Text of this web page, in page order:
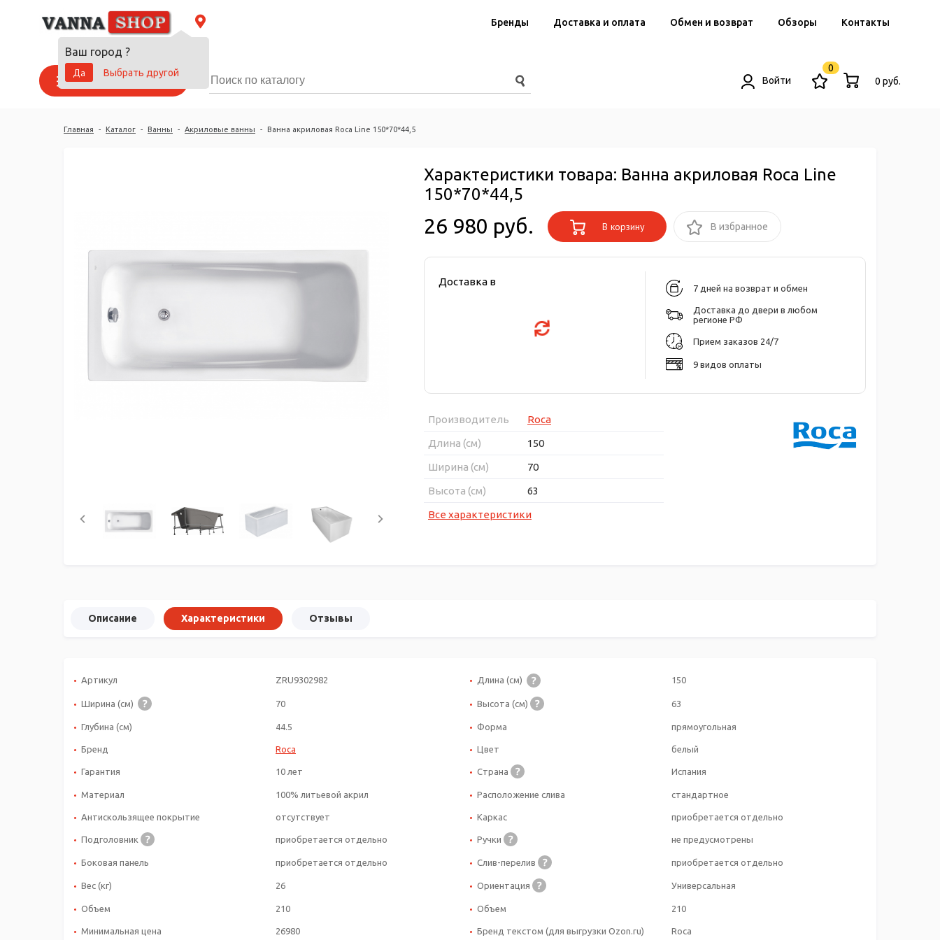
Ваш город ?
Да
Выбрать другой
Бренды Доставка и оплата Обмен и возврат Обзоры Контакты
Каталог товаров Войти
0
0 руб.
Главная - Каталог - Ванны - Акриловые ванны - Ванна акриловая Roca Line 150*70*44,5
Характеристики товара: Ванна акриловая Roca Line
150*70*44,5
26 980 руб. В корзину В избранное
Доставка в
7 дней на возврат и обмен
Доставка до двери в любом
регионе РФ
Прием заказов 24/7
9 видов оплаты
Производитель
Roca
Длина (см)
150
Ширина (см)
70
Высота (см)
63
Все характеристики
Описание Характеристики Отзывы
Артикул ZRU9302982 Длина (см) 150
Ширина (см) 70 Высота (см) 63
Глубина (см) 44.5 Форма прямоугольная
Бренд Roca Цвет белый
Гарантия 10 лет Страна Испания
Материал 100% литьевой акрил Расположение слива стандартное
Антискользящее покрытие отсутствует Каркас приобретается отдельно
Подголовник приобретается отдельно Ручки не предусмотрены
Боковая панель приобретается отдельно Слив-перелив приобретается отдельно
Вес (кг) 26 Ориентация Универсальная
Объем 210 Объем 210
Минимальная цена 26980 Бренд текстом (для выгрузки Ozon.ru) Roca